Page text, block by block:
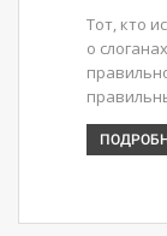
Тот, кто
о